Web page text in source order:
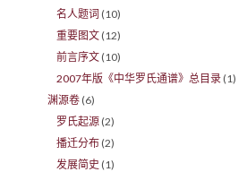
名人题词 (10)
重要图文 (12)
前言序文 (10)
2007年版《中华罗氏通谱》总目录 (1)
渊源卷 (6)
罗氏起源 (2)
播迁分布 (2)
发展简史 (1)